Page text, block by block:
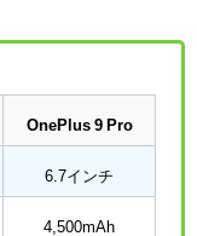
OnePlus 9 Pro
6.7インチ
4,500mAh